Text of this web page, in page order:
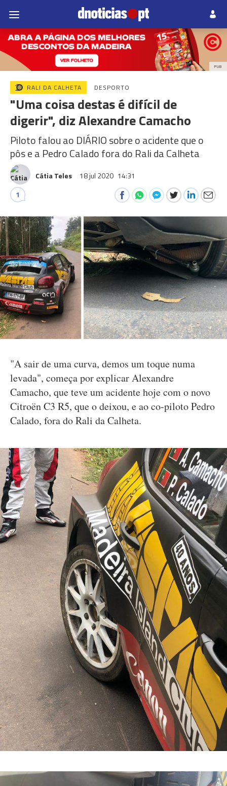
PUB
RALI DA CALHETA DESPORTO
"Uma coisa destas é difícil de
digerir", diz Alexandre Camacho
Piloto falou ao DIÁRIO sobre o acidente que o
pôs e a Pedro Calado fora do Rali da Calheta
Cátia Teles 18 jul 2020 14:31
1
"A sair de uma curva, demos um toque numa
levada", começa por explicar Alexandre
Camacho, que teve um acidente hoje com o novo
Citroën C3 R5, que o deixou, e ao co-piloto Pedro
Calado, fora do Rali da Calheta.